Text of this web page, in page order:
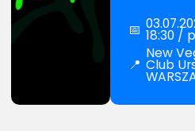
📅 18:30 /
📍
New
Club